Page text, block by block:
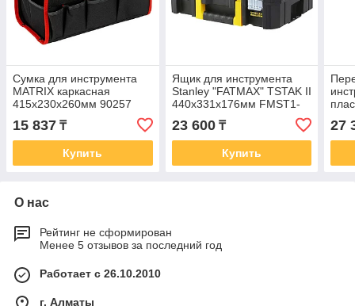
Сумка для инструмента
MATRIX каркасная
415х230х260мм 90257
15 837 ₸
Купить
Ящик для инструмента
Stanley "FATMAX" TSTAK II
440х331х176мм FMST1-
23 600₸
Купить
27
О нас
Рейтинг не сформирован
Менее 5 отзывов за последний год
Работает с 26.10.2010
г. Алматы